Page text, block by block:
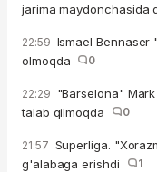
jarima maydonchasida
22:59 Ismael Bennaser
olmoqda
0
22:29 "Barselona"
talab qilmoqda
0
21:57 Superliga.
g'alabaga erishdi
1